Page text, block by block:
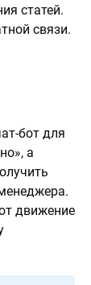
статей.
связи.
бот для
а
движение